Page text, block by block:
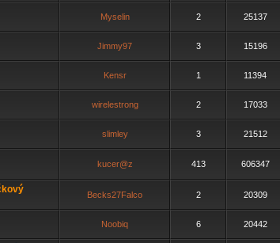
Myselin 2 25137
Jimmy97 3 15196
Kensr 1 11394
wirelestrong 2 17033
slimley 3 21512
kucer@z 413 606347
Becks27Falco 2 20309
Noobiq 6 20442